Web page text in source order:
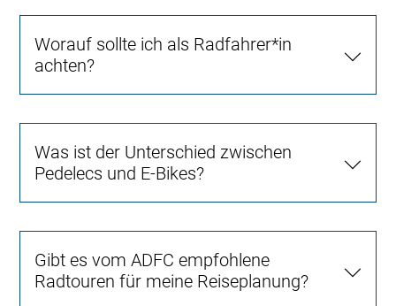
Worauf sollte ich als Radfahrer*in
achten?
Was ist der Unterschied zwischen
Pedelecs und E-Bikes?
Gibt es vom ADFC empfohlene
Radtouren für meine Reiseplanung?